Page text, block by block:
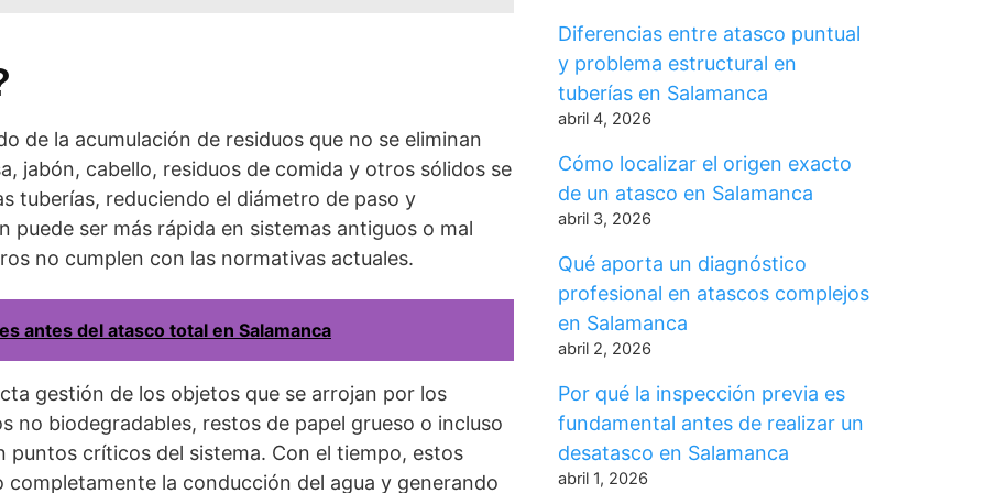
de la acumulación de residuos que no se eliminan
jabón, cabello, residuos de comida y otros sólidos se
tuberías, reduciendo el diámetro de paso y
ser más rápida en sistemas antiguos o mal
no cumplen con las normativas actuales.
antes del atasco total en Salamanca
gestión de los objetos que se arrojan por los
no biodegradables, restos de papel grueso o incluso
críticos del sistema. Con el tiempo, estos
la conducción del agua y generando
Diferencias entre atasco puntual
y problema estructural en
tuberías en Salamanca
abril 4, 2026
Cómo localizar el origen exacto
de un atasco en Salamanca
abril 3, 2026
Qué aporta un diagnóstico
profesional en atascos complejos
en Salamanca
abril 2, 2026
Por qué la inspección previa es
fundamental antes de realizar un
desatasco en Salamanca
abril 1, 2026